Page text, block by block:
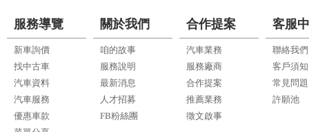
服務導覽
新車詢價
找中古車
汽車資料
汽車服務
優惠車款
關於我們
咱的故事
服務說明
最新消息
人才招募
FB粉絲團
合作提案
汽車業務
服務廠商
合作提案
推薦業務
徵文啟事
客服
聯絡我們
客戶須知
常見問題
許願池